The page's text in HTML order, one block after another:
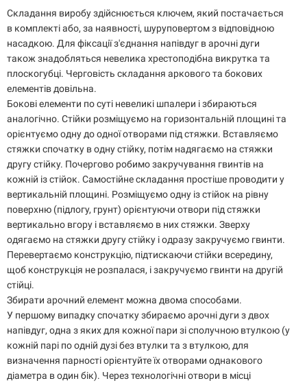
Складання виробу здійснюється ключем, який постачається
в комплекті або, за наявності, шуруповертом з відповідною
насадкою. Для фіксації з'єднання напівдуг в арочні дуги
також знадобляться невелика хрестоподібна викрутка та
плоскогубці. Черговість складання аркового та бокових
елементів довільна.
Бокові елементи по суті невеликі шпалери і збираються
аналогічно. Стійки розміщуємо на горизонтальній площині та
орієнтуємо одну до одної отворами під стяжки. Вставляємо
стяжки спочатку в одну стійку, потім надягаємо на стяжки
другу стійку. Почергово робимо закручування гвинтів на
кожній із стійок. Самостійне складання простіше проводити у
вертикальній площині. Розміщуємо одну із стійок на рівну
поверхню (підлогу, грунт) орієнтуючи отвори під стяжки
вертикально вгору і вставляємо в них стяжки. Зверху
одягаємо на стяжки другу стійку і одразу закручуємо гвинти.
Перевертаємо конструкцію, підтискаючи стійки всередину,
щоб конструкція не розпалася, і закручуємо гвинти на другій
стійці.
Збирати арочний елемент можна двома способами.
У першому випадку спочатку збираємо арочні дуги з двох
напівдуг, одна з яких для кожної пари зі сполучною втулкою (у
кожній парі по одній дузі без втулки та з втулкою, для
визначення парності орієнтуйте їх отворами однакового
діаметра в один бік). Через технологічні отвори в місці